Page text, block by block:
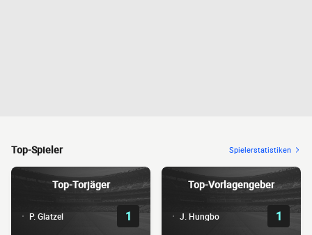
Top-Spieler Spielerstatistiken
Top-Torjäger
P. Glatzel 1
Top-Vorlagengeber
J. Hungbo 1